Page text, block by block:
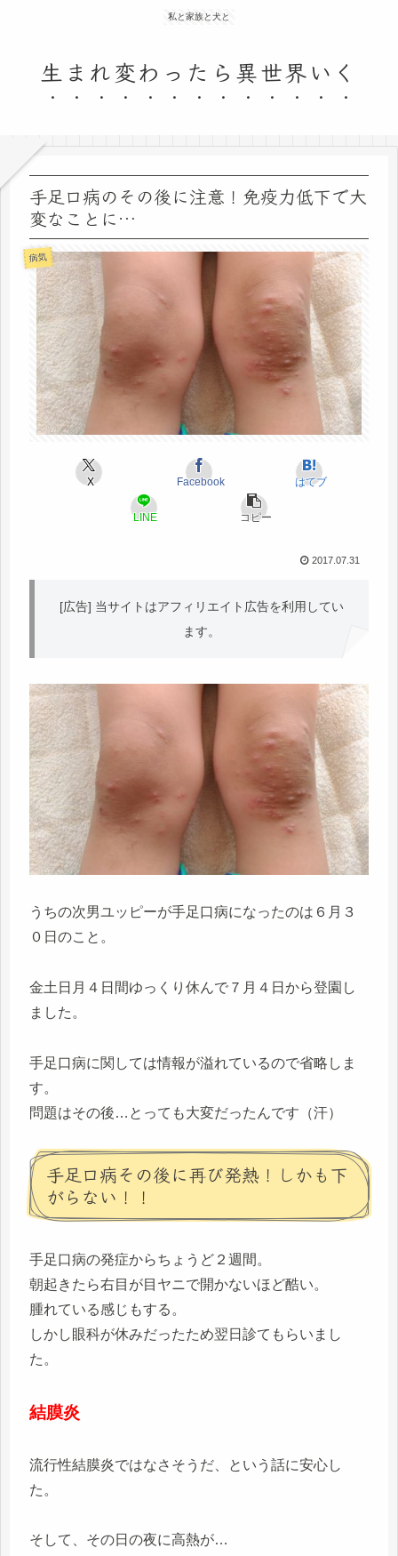
私と家族と犬と
生まれ変わったら異世界いく
手足口病のその後に注意！免疫力低下で大
変なことに…
病気
X Facebook はてブ
LINE コピー
2017.07.31
[広告] 当サイトはアフィリエイト広告を利用してい
ます。
うちの次男ユッピーが手足口病になったのは６月３
０日のこと。
金土日月４日間ゆっくり休んで７月４日から登園し
ました。
手足口病に関しては情報が溢れているので省略しま
す。
問題はその後…とっても大変だったんです（汗）
手足口病その後に再び発熱！しかも下
がらない！！
手足口病の発症からちょうど２週間。
朝起きたら右目が目ヤニで開かないほど酷い。
腫れている感じもする。
しかし眼科が休みだったため翌日診てもらいまし
た。
結膜炎
流行性結膜炎ではなさそうだ、という話に安心し
た。
そして、その日の夜に高熱が…